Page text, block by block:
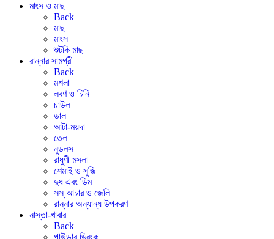
মাংস ও মাছ
Back
মাছ
মাংস
শুটকি মাছ
রান্নার সামগ্রী
Back
মশলা
লবণ ও চিনি
চাউল
ডাল
আটা-ময়দা
তেল
নুডলস
রাধুণী মসলা
শেমাই ও সুজি
দুধ এবং ডিম
সস্ আচার ও জেলি
রান্নার অন্যান্য উপকরণ
নাস্তা-খাবার
Back